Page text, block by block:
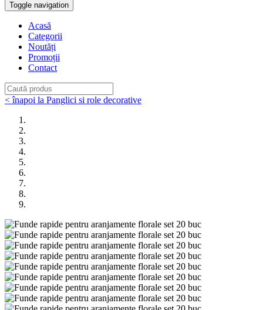
Toggle navigation
Acasă
Categorii
Noutăți
Promoții
Contact
< înapoi la Panglici si role decorative